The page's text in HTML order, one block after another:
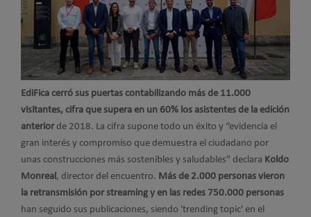
EdiFica cerró sus puertas contabilizando más de 11.000
visitantes, cifra que supera en un 60% los asistentes de la edición
anterior de 2018. La cifra supone todo un éxito y “evidencia el
gran interés y compromiso que demuestra el ciudadano por
unas construcciones más sostenibles y saludables” declara Koldo
Monreal , director del encuentro. Más de 2.000 personas vieron
la retransmisión por streaming y en las redes 750.000 personas
han seguido sus publicaciones, siendo 'trending topic' en el